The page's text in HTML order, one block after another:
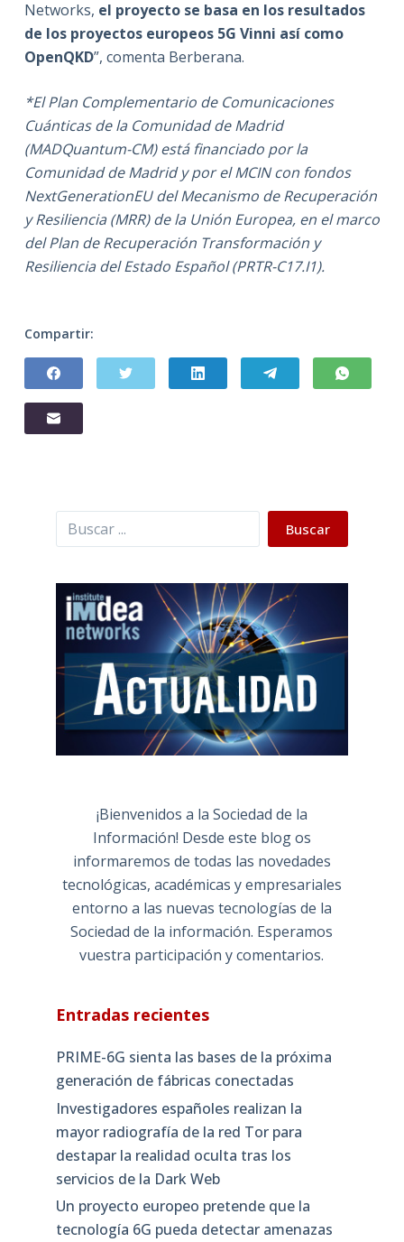
Networks, el proyecto se basa en los resultados
de los proyectos europeos 5G Vinni así como
OpenQKD”, comenta Berberana.
*El Plan Complementario de Comunicaciones
Cuánticas de la Comunidad de Madrid
(MADQuantum-CM) está financiado por la
Comunidad de Madrid y por el MCIN con fondos
NextGenerationEU del Mecanismo de Recuperación
y Resiliencia (MRR) de la Unión Europea, en el marco
del Plan de Recuperación Transformación y
Resiliencia del Estado Español (PRTR-C17.I1).
Compartir:
Buscar Buscar
¡Bienvenidos a la Sociedad de la
Información! Desde este blog os
informaremos de todas las novedades
tecnológicas, académicas y empresariales
entorno a las nuevas tecnologías de la
Sociedad de la información. Esperamos
vuestra participación y comentarios.
Entradas recientes
PRIME-6G sienta las bases de la próxima
generación de fábricas conectadas
Investigadores españoles realizan la
mayor radiografía de la red Tor para
destapar la realidad oculta tras los
servicios de la Dark Web
Un proyecto europeo pretende que la
tecnología 6G pueda detectar amenazas